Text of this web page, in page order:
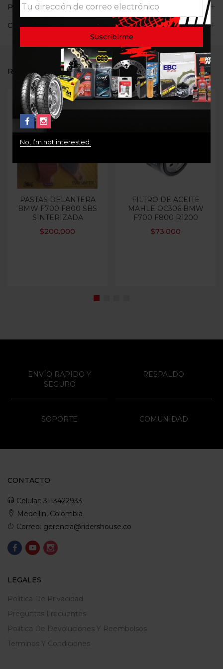
Políticas de la tienda
Consultas
RELATED PRODUCTS
PASTAS DELANTERA
BMW F700 F800 SBS
SINTERIZADA
$200.000
FILTRO DE ACEITE
MAHLE OC306 BMW
F700 F800 R1200
$73.000
No, I’m not interested.
ENVÍO RAPIDO Y
SEGURO
RESPALDO
SOPORTE COMUNIDAD
CONTACTO
Celular: 3113422933
Medellin, Colombia
Correo: gerencia@ridershouse.co
LEGALES
Politica De Privacidad
Preguntas Frecuentes
Política De Devoluciones Y Reembolsos
Terminos Y Condiciones